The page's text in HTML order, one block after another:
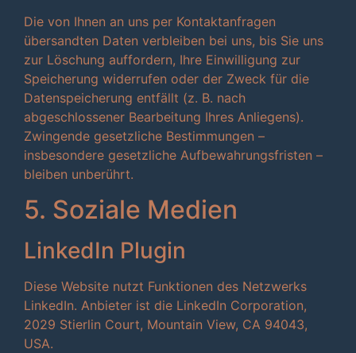
Die von Ihnen an uns per Kontaktanfragen
übersandten Daten verbleiben bei uns, bis Sie uns
zur Löschung auffordern, Ihre Einwilligung zur
Speicherung widerrufen oder der Zweck für die
Datenspeicherung entfällt (z. B. nach
abgeschlossener Bearbeitung Ihres Anliegens).
Zwingende gesetzliche Bestimmungen –
insbesondere gesetzliche Aufbewahrungsfristen –
bleiben unberührt.
5. Soziale Medien
LinkedIn Plugin
Diese Website nutzt Funktionen des Netzwerks
LinkedIn. Anbieter ist die LinkedIn Corporation,
2029 Stierlin Court, Mountain View, CA 94043,
USA.